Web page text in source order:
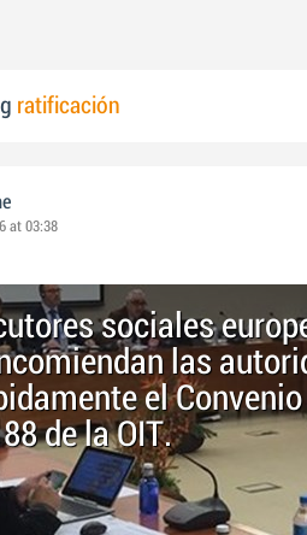
ratificación
at 03:38
sociales
las
el
de la OIT.